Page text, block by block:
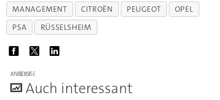
MANAGEMENT CITROËN PEUGEOT
OPEL
PSA
RÜSSELSHEIM
ANZEIGE
Auch interessant